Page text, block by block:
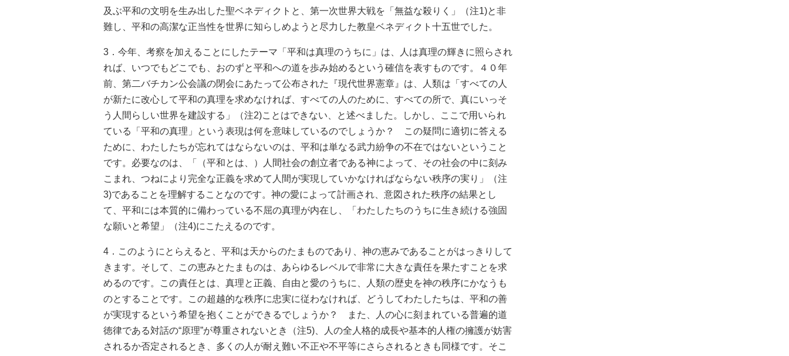
及ぶ平和の文明を生み出した聖ベネディクトと、第一次世界大戦を「無益な殺りく」（注1)と非
難し、平和の高潔な正当性を世界に知らしめようと尽力した教皇ベネディクト十五世でした。
3．今年、考察を加えることにしたテーマ「平和は真理のうちに」は、人は真理の輝きに照らされ
れば、いつでもどこでも、おのずと平和への道を歩み始めるという確信を表すものです。４０年
前、第二バチカン公会議の閉会にあたって公布された『現代世界憲章』は、人類は「すべての人
が新たに改心して平和の真理を求めなければ、すべての人のために、すべての所で、真にいっそ
う人間らしい世界を建設する」（注2)ことはできない、と述べました。しかし、ここで用いられ
ている「平和の真理」という表現は何を意味しているのでしょうか？ この疑問に適切に答える
ために、わたしたちが忘れてはならないのは、平和は単なる武力紛争の不在ではないということ
です。必要なのは、「（平和とは、）人間社会の創立者である神によって、その社会の中に刻み
こまれ、つねにより完全な正義を求めて人間が実現していかなければならない秩序の実り」（注
3)であることを理解することなのです。神の愛によって計画され、意図された秩序の結果とし
て、平和には本質的に備わっている不屈の真理が内在し、「わたしたちのうちに生き続ける強固
な願いと希望」（注4)にこたえるのです。
4．このようにとらえると、平和は天からのたまものであり、神の恵みであることがはっきりして
きます。そして、この恵みとたまものは、あらゆるレベルで非常に大きな責任を果たすことを求
めるのです。この責任とは、真理と正義、自由と愛のうちに、人類の歴史を神の秩序にかなうも
のとすることです。この超越的な秩序に忠実に従わなければ、どうしてわたしたちは、平和の善
が実現するという希望を抱くことができるでしょうか？ また、人の心に刻まれている普遍的道
徳律である対話の“原理”が尊重されないとき（注5)、人の全人格的成長や基本的人権の擁護が妨害
されるか否定されるとき、多くの人が耐え難い不正や不平等にさらされるときも同様です。そこ